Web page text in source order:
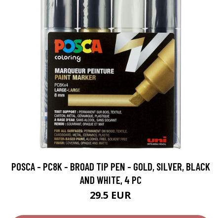
POSCA - PC8K - BROAD TIP PEN - GOLD, SILVER, BLACK
AND WHITE, 4 PC
29.5 EUR